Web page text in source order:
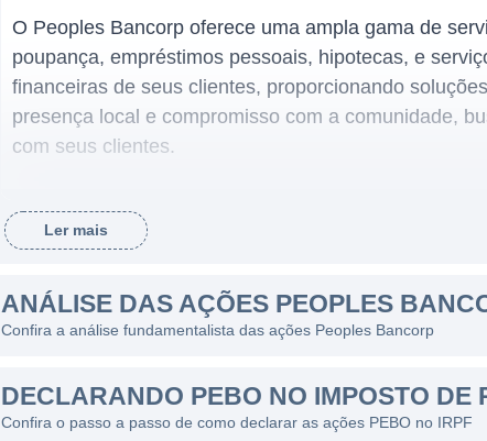
O Peoples Bancorp oferece uma ampla gama de
poupança, empréstimos pessoais, hipotecas, e
financeiras de seus clientes, proporcionando
presença local e compromisso com a comunidade,
com seus clientes.
ATUAÇÃO E PRODUTOS
Com uma rede de agências em diversos estados
um importante fornecedor de serviços financeiros,
e West Virginia. Além dos serviços tradicionais de
gestão de ativos, solidificando sua posição como um
A principal linha de negócios da Peoples Bancorp é
além de soluções de empréstimos. A empresa visa
Ler mais
ANÁLISE DAS AÇÕES PEOPLES
Confira a análise fundamentalista das ações Peoples Bancorp
DECLARANDO PEBO NO IMPOSTO DE
Confira o passo a passo de como declarar as ações PEBO no IRPF